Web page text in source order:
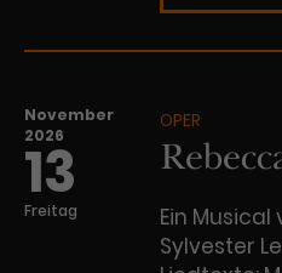
November
2026
13
Freitag
OPER
Ein
Sylvester